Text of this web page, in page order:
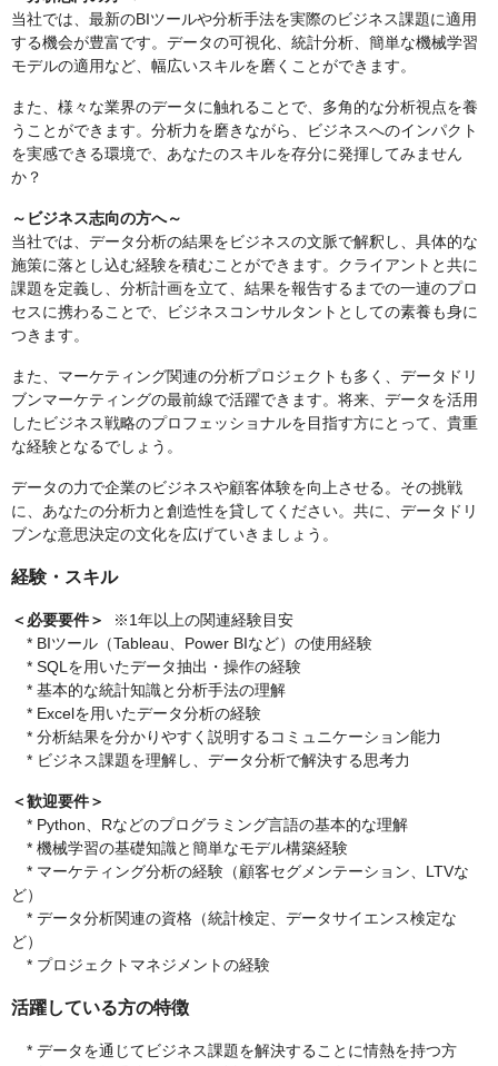
当社では、最新のBIツールや分析手法を実際のビジネス課題に適用
する機会が豊富です。データの可視化、統計分析、簡単な機械学習
モデルの適用など、幅広いスキルを磨くことができます。
また、様々な業界のデータに触れることで、多角的な分析視点を養
うことができます。分析力を磨きながら、ビジネスへのインパクト
を実感できる環境で、あなたのスキルを存分に発揮してみません
か？
～ビジネス志向の方へ～
当社では、データ分析の結果をビジネスの文脈で解釈し、具体的な
施策に落とし込む経験を積むことができます。クライアントと共に
課題を定義し、分析計画を立て、結果を報告するまでの一連のプロ
セスに携わることで、ビジネスコンサルタントとしての素養も身に
つきます。
また、マーケティング関連の分析プロジェクトも多く、データドリ
ブンマーケティングの最前線で活躍できます。将来、データを活用
したビジネス戦略のプロフェッショナルを目指す方にとって、貴重
な経験となるでしょう。
データの力で企業のビジネスや顧客体験を向上させる。その挑戦
に、あなたの分析力と創造性を貸してください。共に、データドリ
ブンな意思決定の文化を広げていきましょう。
経験・スキル
＜必要要件＞
※1年以上の関連経験目安
* BIツール（Tableau、Power BIなど）の使用経験
* SQLを用いたデータ抽出・操作の経験
* 基本的な統計知識と分析手法の理解
* Excelを用いたデータ分析の経験
* 分析結果を分かりやすく説明するコミュニケーション能力
* ビジネス課題を理解し、データ分析で解決する思考力
＜歓迎要件＞
* Python、Rなどのプログラミング言語の基本的な理解
* 機械学習の基礎知識と簡単なモデル構築経験
* マーケティング分析の経験（顧客セグメンテーション、LTVな
ど）
* データ分析関連の資格（統計検定、データサイエンス検定な
ど）
* プロジェクトマネジメントの経験
活躍している方の特徴
* データを通じてビジネス課題を解決することに情熱を持つ方